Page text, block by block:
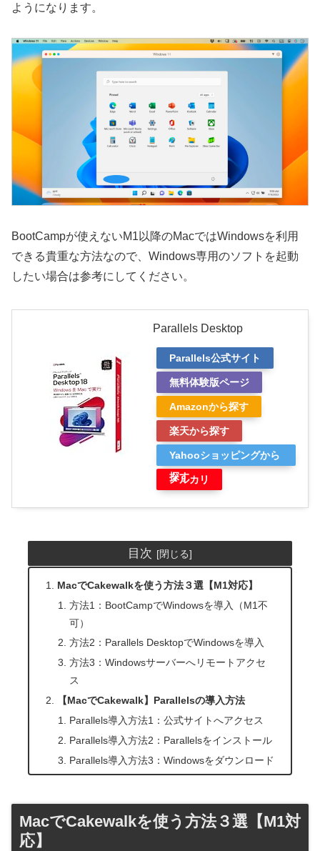
ようになります。
BootCampが使えないM1以降のMacではWindowsを利用
できる貴重な方法なので、Windows専用のソフトを起動
したい場合は参考にしてください。
Parallels Desktop
Parallels公式サイト
無料体験版ページ
Amazonから探す
楽天から探す
Yahooショッピングから
探す
メルカリ
目次
MacでCakewalkを使う方法３選【M1対応】
方法1：BootCampでWindowsを導入（M1不
可）
方法2：Parallels DesktopでWindowsを導入
方法3：Windowsサーバーへリモートアクセ
ス
【MacでCakewalk】Parallelsの導入方法
Parallels導入方法1：公式サイトへアクセス
Parallels導入方法2：Parallelsをインストール
Parallels導入方法3：Windowsをダウンロード
MacでCakewalkを使う方法３選【M1対
応】